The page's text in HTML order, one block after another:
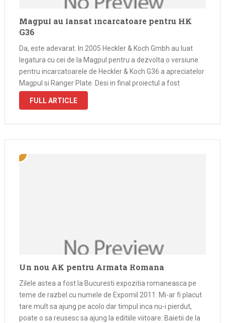
Magpul au lansat incarcatoare pentru HK
G36
Da, este adevarat. In 2005 Heckler & Koch Gmbh au luat
legatura cu cei de la Magpul pentru a dezvolta o versiune
pentru incarcatoarele de Heckler & Koch G36 a apreciatelor
Magpul si Ranger Plate. Desi in final proiectul a fost
abandonat, de curand, cei de …
FULL ARTICLE
Un nou AK pentru Armata Romana
Zilele astea a fost la Bucuresti expozitia romaneasca pe
teme de razbel cu numele de Expomil 2011. Mi-ar fi placut
tare mult sa ajung pe acolo dar timpul inca nu-i pierdut,
poate o sa reusesc sa ajung la editiile viitoare. Baietii de la